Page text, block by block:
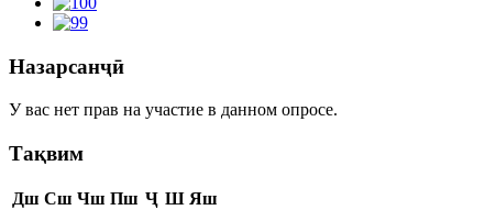
Назарсанҷӣ
У вас нет прав на участие в данном опросе.
Тақвим
Дш Сш Чш Пш Ҷ Ш Яш